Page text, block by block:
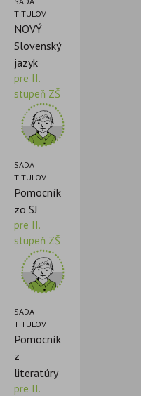
TITULOV
NOVÝ
Slovenský
jazyk
pre II.
stupeň ZŠ
SADA
TITULOV
Pomocník
zo SJ
pre II.
stupeň ZŠ
SADA
TITULOV
Pomocník
z
literatúry
pre II.